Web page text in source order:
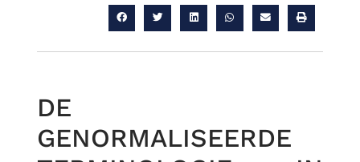
DE
GENORMALISEERDE